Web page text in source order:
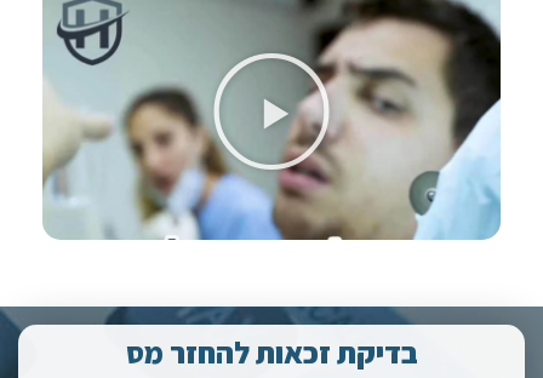
בדיקת זכאות להחזר מס